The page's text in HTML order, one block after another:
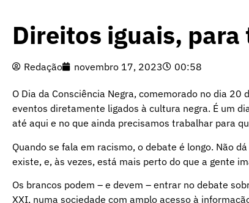
Direitos iguais, para
Redação novembro 17, 2023 00:58
O Dia da Consciência Negra, comemorado no dia
eventos diretamente ligados à cultura negra. É um
até aqui e no que ainda precisamos trabalhar para
Quando se fala em racismo, o debate é longo. Não
existe, e, às vezes, está mais perto do que a gente
Os brancos podem – e devem – entrar no debate
XXI, numa sociedade com amplo acesso à